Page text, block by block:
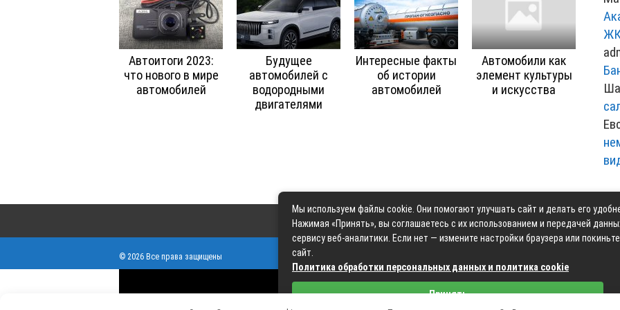
Автоитоги 2023:
что нового в мире
автомобилей
Будущее
автомобилей с
водородными
двигателями
Интересные факты
об истории
автомобилей
Автомобили как
элемент культуры
и искусства
ЖК
Контакты Карта
© 2026 Все права защищены
Связаться с редакцией сайта:
Мы используем файлы cookie. Они помогают улучшать сайт и делать его
Нажимая «Принять», вы соглашаетесь с их использованием и передачей
сервису веб-аналитики. Если нет — измените настройки браузера или покиньте
сайт.
Политика обработки персональных данных и политика cookie
Принять